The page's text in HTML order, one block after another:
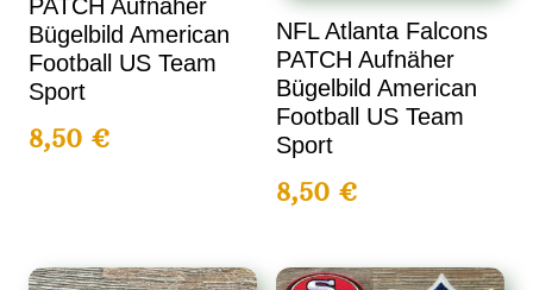
PATCH Aufnäher
Bügelbild American
Football US Team
Sport
8,50€
NFL Atlanta Falcons
PATCH Aufnäher
Bügelbild American
Football US Team
Sport
8,50 €